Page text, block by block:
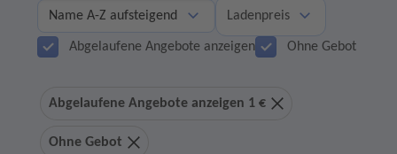
Ladenpreis
Abgelaufene Angebote anzeigen Ohne Gebot
Abgelaufene Angebote anzeigen 1 €
Ohne Gebot